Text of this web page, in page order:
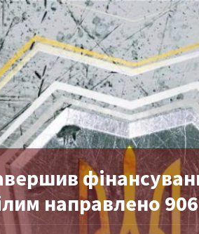
направлено